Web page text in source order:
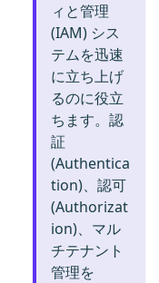
ィと管理
(IAM) シス
テムを迅速
に立ち上げ
るのに役立
ちます。認
証
(Authentica
tion)、認可
(Authorizat
ion)、マル
チテナント
管理を